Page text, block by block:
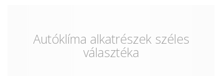
Autóklíma alkatrészek széles
választéka